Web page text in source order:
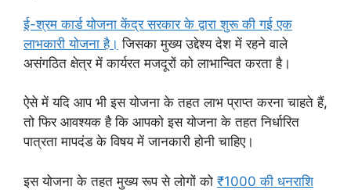
ई-श्रम कार्ड योजना केंद्र सरकार के द्वारा शुरू की गई एक
लाभकारी योजना है। जिसका मुख्य उद्देश्य देश में रहने वाले
असंगठित क्षेत्र में कार्यरत मजदूरों को लाभान्वित करता है।
ऐसे में यदि आप भी इस योजना के तहत लाभ प्राप्त करना चाहते हैं,
तो फिर आवश्यक है कि आपको इस योजना के तहत निर्धारित
पात्रता मापदंड के विषय में जानकारी होनी चाहिए।
इस योजना के तहत मुख्य रूप से लोगों को ₹1000 की धनराशि